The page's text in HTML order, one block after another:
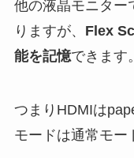
他の液晶モニター
りますが、 Flex
能を記憶できます。
つまりHDMIは
モードは通常モー